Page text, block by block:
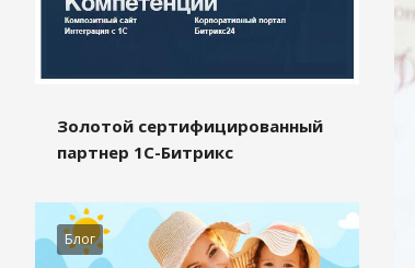
Золотой сертифицированный
партнер 1С-Битрикс
Блог